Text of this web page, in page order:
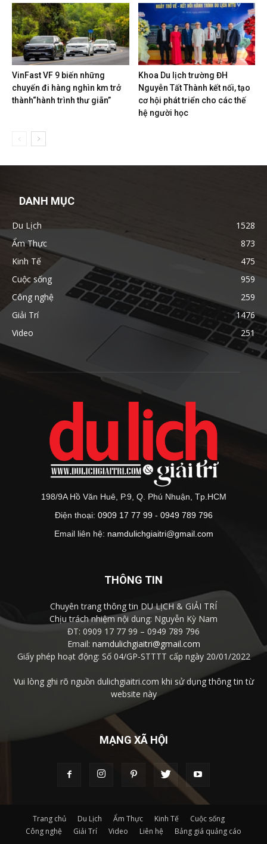
VinFast VF 9 biến những
chuyến đi hàng nghìn km trở
thành“hành trình thư giãn”
Khoa Du lịch trường ĐH
Nguyễn Tất Thành kết nối, tạo
cơ hội phát triển cho các thế
hệ người học
DANH MỤC
Du Lịch
1528
Ẩm Thực
873
Kinh Tế
475
Cuộc sống
959
Công nghệ
259
Giải Trí
1476
Video
251
198/9A Hồ Văn Huê, P.9, Q. Phú Nhuận, Tp.HCM
Điện thoại: 0909 17 77 99 - 0949 789 796
Email liên hệ: namdulichgiaitri@gmail.com
THÔNG TIN
Chuyên trang thông tin DU LỊCH & GIẢI TRÍ
Chịu trách nhiệm nội dung: Nguyễn Kỳ Nam
ĐT: 0909 17 77 99 – 0949 789 796
Email: namdulichgiaitri@gmail.com
Giấy phép hoạt động: Số 04/GP-STTTT cấp ngày 20/01/2022
Vui lòng ghi rõ nguồn dulichgiaitri.com khi sử dụng thông tin từ
website này
MẠNG XÃ HỘI
Trang chủ Du Lịch Ẩm Thực Kinh Tế
Cuộc sống
Công nghệ
Giải Trí Video Liên hệ Bảng giá quảng cáo